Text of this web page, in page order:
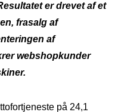
er drevet af et
frasalg af
af
webshopkunder
på 24,1